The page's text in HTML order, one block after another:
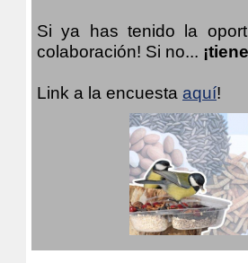
Si ya has tenido la
colaboración! Si no...
Link a la encuesta aquí!